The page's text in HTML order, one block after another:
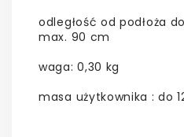
odległość od podłoża
max. 90 cm
waga: 0,30 kg
masa użytkownika : do